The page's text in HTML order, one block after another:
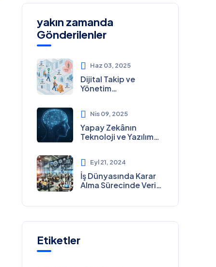
yakın zamanda
Gönderilenler
Haz 03, 2025
Dijital Takip ve
Yönetim
Ayotek Teknoloji
Nis 09, 2025
Yapay Zekânın
Teknoloji ve Yazılım
Eyl 21, 2024
İş Dünyasında Karar
Alma Sürecinde Veri
Etiketler